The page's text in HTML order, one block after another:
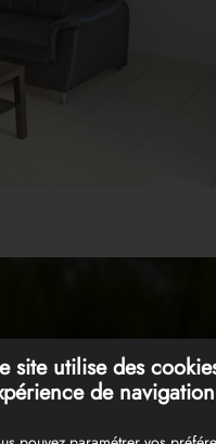
du village de
calme saura vous
site utilise des
de navigation